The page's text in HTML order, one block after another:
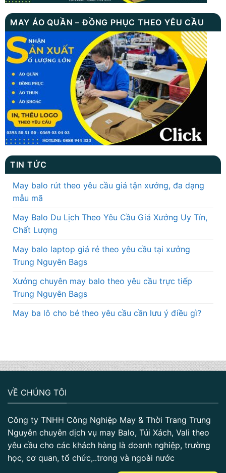
MAY ÁO QUẦN – ĐỒNG PHỤC THEO YÊU CẦU
TIN TỨC
May balo rút theo yêu cầu giá tận xưởng, đa dạng
mẫu mã
May Balo Du Lịch Theo Yêu Cầu Giá Xưởng Uy Tín,
Chất Lượng
May balo laptop giá rẻ theo yêu cầu tại xưởng
Trung Nguyên Bags
Xưởng chuyên may balo theo yêu cầu trực tiếp
Trung Nguyên Bags
May ba lô cho bé theo yêu cầu cần lưu ý điều gì?
VỀ CHÚNG TÔI
Công ty TNHH Công Nghiệp May & Thời Trang Trung
Nguyên chuyên dịch vụ may Balo, Túi Xách, Vali theo
yêu cầu cho các khách hàng là doanh nghiệp, trường
học, cơ quan, tổ chức,..trong và ngoài nước